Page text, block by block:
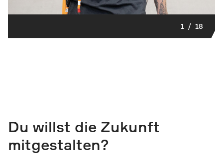
1 / 18
Du willst die Zukunft
mitgestalten?